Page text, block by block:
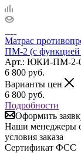
Матрас
ПМ-2 (с функцией
Арт.: ЮКИ-ПМ-2-
6 800 руб.
Варианты цен
6 800 руб.
Подробности
Оформить
Наши менеджеры
условия заказа
Сертификат ФСС